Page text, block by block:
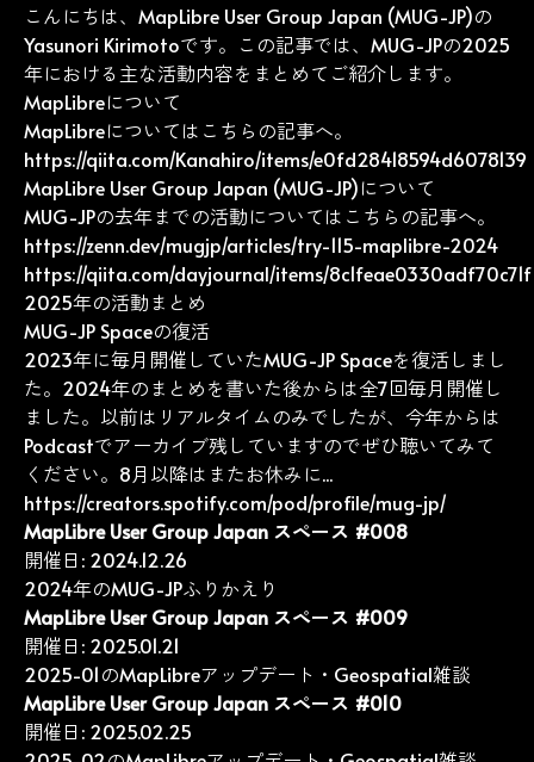
こんにちは、 MapLibre User Group Japan (MUG-JP)の
Yasunori Kirimotoです。この記事では、MUG-JPの2025
年における主な活動内容をまとめてご紹介します。
MapLibreについて
MapLibreについてはこちらの記事へ。
https://qiita.com/Kanahiro/items/e0fd28418594d6078139
MapLibre User Group Japan (MUG-JP)について
MUG-JPの去年までの活動についてはこちらの記事へ。
https://zenn.dev/mugjp/articles/try-115-maplibre-2024
https://qiita.com/dayjournal/items/8c1feae0330adf70c71f
2025年の活動まとめ
MUG-JP Spaceの復活
2023年に毎月開催していたMUG-JP Spaceを復活しまし
た。2024年のまとめを書いた後からは全7回毎月開催し
ました。以前はリアルタイムのみでしたが、今年からは
Podcastでアーカイブ残していますのでぜひ聴いてみて
ください。8月以降はまたお休みに...
https://creators.spotify.com/pod/profile/mug-jp/
MapLibre User Group Japan スペース #008
開催日: 2024.12.26
2024年のMUG-JPふりかえり
MapLibre User Group Japan スペース #009
開催日: 2025.01.21
2025-01のMapLibreアップデート・Geospatial雑談
MapLibre User Group Japan スペース #010
開催日: 2025.02.25